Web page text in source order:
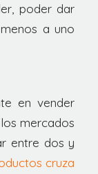
poder dar
a uno
en vender
mercados
entre dos y
cruza